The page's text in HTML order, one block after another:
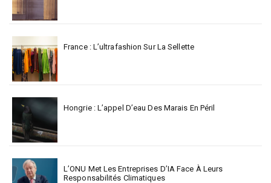
France : L’ultrafashion Sur La Sellette
Hongrie : L’appel D’eau Des Marais En Péril
L’ONU Met Les Entreprises D’IA Face À Leurs
Responsabilités Climatiques